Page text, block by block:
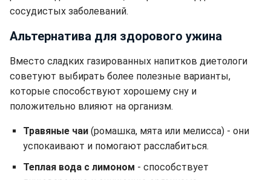
сосудистых заболеваний.
Альтернатива для здорового ужина
Вместо сладких газированных напитков диетологи
советуют выбирать более полезные варианты,
которые способствуют хорошему сну и
положительно влияют на организм.
Травяные чаи (ромашка, мята или мелисса) - они
успокаивают и помогают расслабиться.
Теплая вода с лимоном - способствует